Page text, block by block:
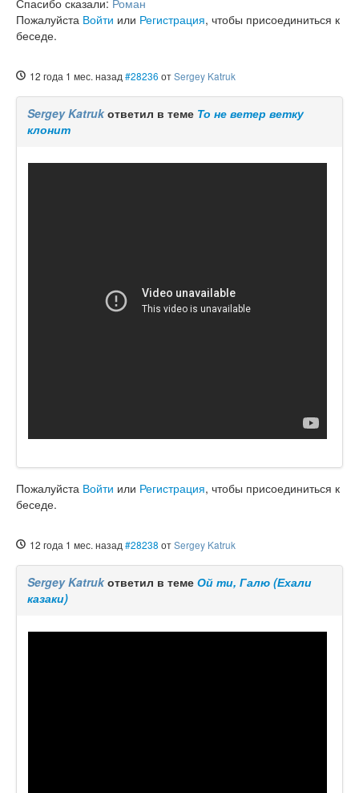
Спасибо сказали: Роман
Пожалуйста Войти или Регистрация, чтобы присоединиться к
беседе.
12 года 1 мес. назад #28236 отSergey Katruk
Sergey Katruk ответил в теме То не ветер ветку
клонит
Пожалуйста Войти или Регистрация, чтобы присоединиться к
беседе.
12 года 1 мес. назад #28238 отSergey Katruk
Sergey Katruk ответил в теме Ой ти, Галю (Ехали
казаки)